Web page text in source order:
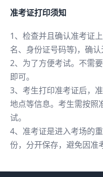
准考证打印须知
1、检查并且确认准考证
名、身份证号码等)，确认
2、为了方便考试。不需
即可。
3、考生打印准考证后，
地点等信息。考生需按照
试。
4、准考证是进入考场的
份，分开保存，避免因准